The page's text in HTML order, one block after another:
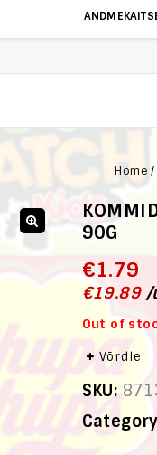
Home
90G
€1.79
€19.89 /
Out of
Võrdle
SKU: